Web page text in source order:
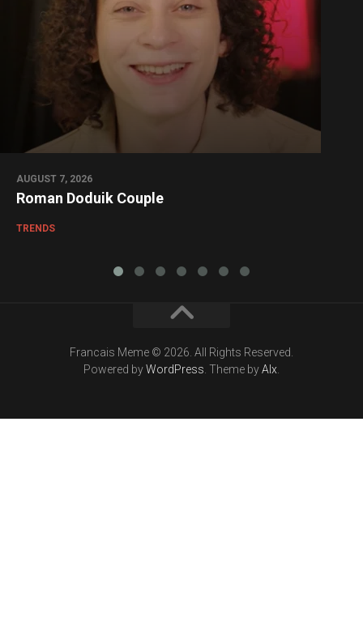
AUGUST 7, 2026
Roman Doduik Couple
TRENDS
Francais Meme © 2026. All Rights Reserved.
Powered byWordPress . Theme byAlx